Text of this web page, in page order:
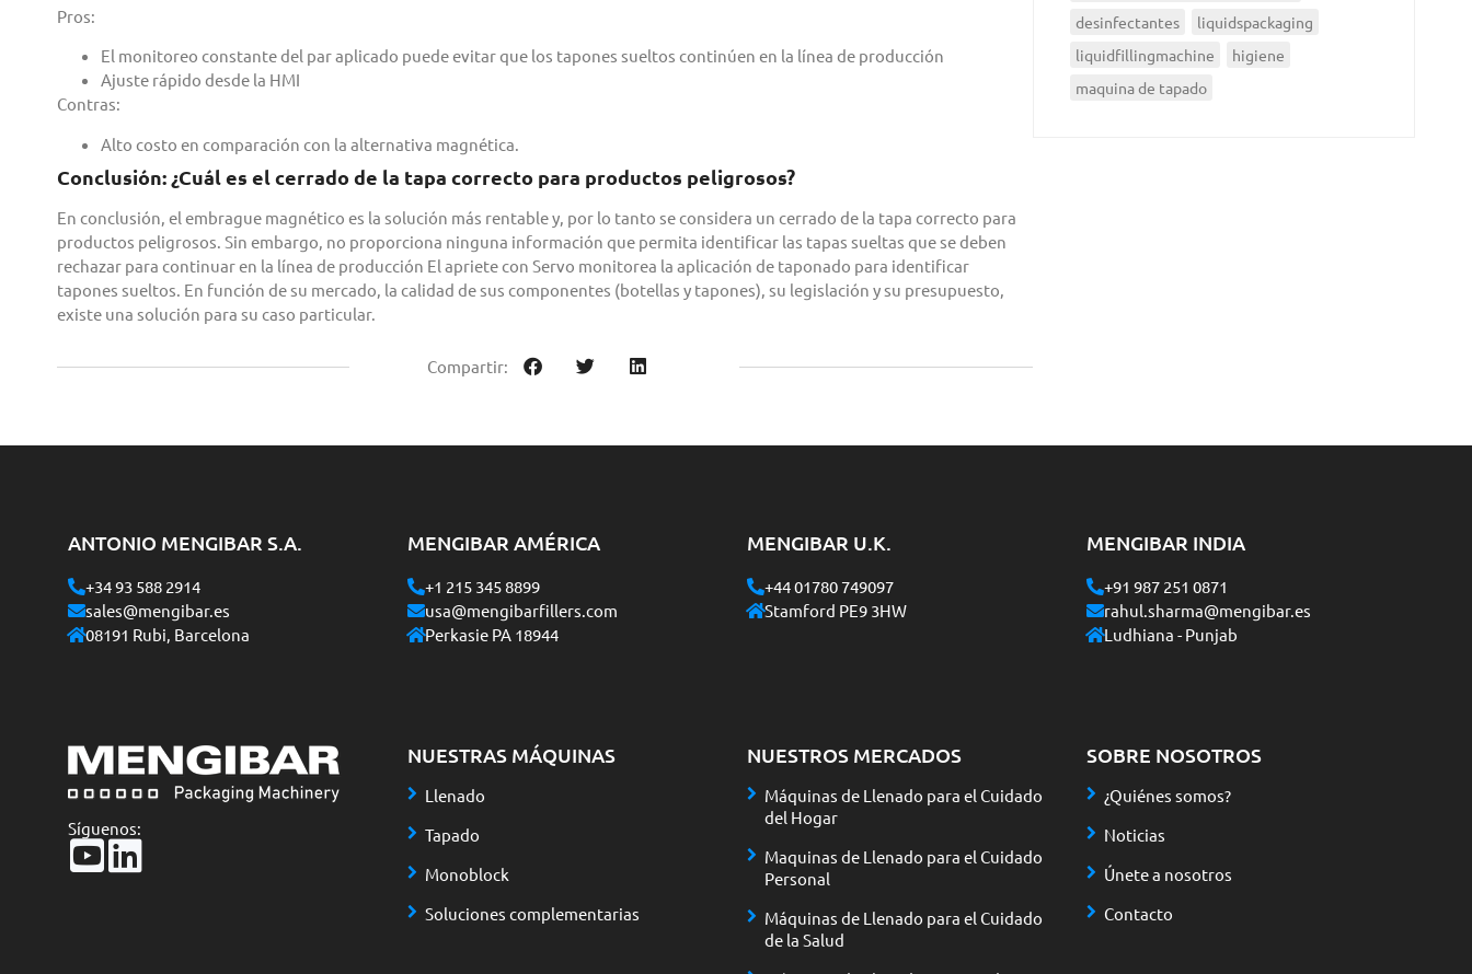
Pros:
El monitoreo constante del par aplicado puede evitar que los tapones sueltos continúen en la línea de producción
Ajuste rápido desde la HMI
Contras:
Alto costo en comparación con la alternativa magnética.
Conclusión: ¿Cuál es el cerrado de la tapa correcto para productos peligrosos?
En conclusión, el embrague magnético es la solución más rentable y, por lo tanto se considera un cerrado de la tapa correcto para
productos peligrosos. Sin embargo, no proporciona ninguna información que permita identificar las tapas sueltas que se deben
rechazar para continuar en la línea de producción El apriete con Servo monitorea la aplicación de taponado para identificar
tapones sueltos. En función de su mercado, la calidad de sus componentes (botellas y tapones), su legislación y su presupuesto,
existe una solución para su caso particular.
Compartir:
desinfectantes
liquidspackaging
liquidfillingmachine
higiene
maquina de tapado
ANTONIO MENGIBAR S.A.
+34 93 588 2914
sales@mengibar.es
08191 Rubi, Barcelona
MENGIBAR AMÉRICA
+1 215 345 8899
usa@mengibarfillers.com
Perkasie PA 18944
MENGIBAR U.K.
+44 01780 749097
Stamford PE9 3HW
MENGIBAR INDIA
+91 987 251 0871
rahul.sharma@mengibar.es
Ludhiana - Punjab
Síguenos:
NUESTRAS MÁQUINAS
Llenado
Tapado
Monoblock
Soluciones complementarias
NUESTROS MERCADOS
Máquinas de Llenado para el Cuidado
del Hogar
Maquinas de Llenado para el Cuidado
Personal
Máquinas de Llenado para el Cuidado
de la Salud
SOBRE NOSOTROS
¿Quiénes somos?
Noticias
Únete a nosotros
Contacto